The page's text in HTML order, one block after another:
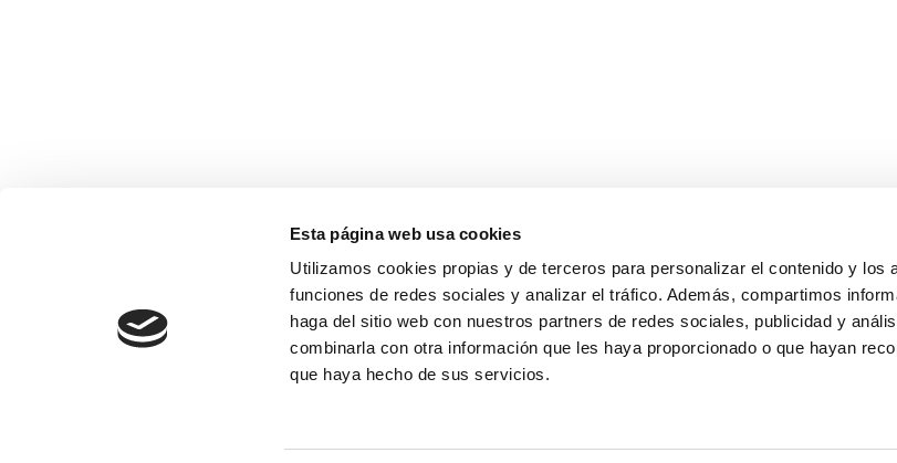
Esta página web usa cookies
Utilizamos cookies propias y de terceros para personalizar el contenido y los
funciones de redes sociales y analizar el tráfico. Además, compartimos
haga del sitio web con nuestros partners de redes sociales, publicidad y
combinarla con otra información que les haya proporcionado o que hayan
que haya hecho de sus servicios.
Noticias
Política de cookies